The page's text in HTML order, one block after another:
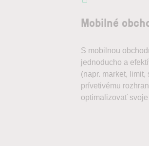
Mobilné
S mobilnou
jednoducho a
(napr. market,
prívetivému
optimalizovať